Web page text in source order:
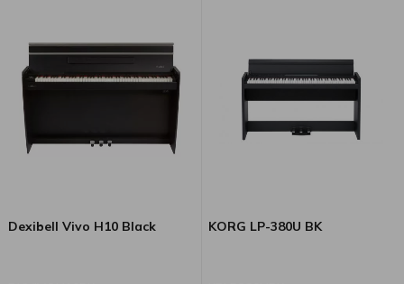
Dexibell Vivo H10 Black KORG LP-380U BK